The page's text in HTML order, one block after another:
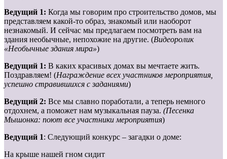
Ведущий 1: Когда мы говорим про строительство домов, мы
представляем какой-то образ, знакомый или наоборот
незнакомый. И сейчас мы предлагаем посмотреть вам на
здания необычные, непохожие на другие. (Видеоролик
«Необычные здания мира»)
Ведущий 1: В каких красивых домах вы мечтаете жить.
Поздравляем! (Награждение всех участников мероприятия,
успешно стравившихся с заданиями)
Ведущий 2: Все мы славно поработали, а теперь немного
отдохнем, а поможет нам музыкальная пауза. (Песенка
Мышонка: поют все участники мероприятия)
Ведущий 1: Следующий конкурс – загадки о доме:
На крыше нашей гном сидит